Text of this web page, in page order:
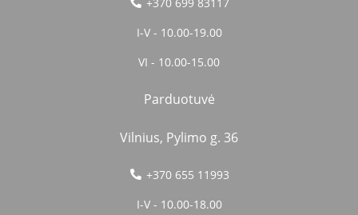
I-V - 10.00-19.00
VI - 10.00-15.00
Parduotuvė
Vilnius, Pylimo g. 36
+370 655 11993
I-V - 10.00-18.00